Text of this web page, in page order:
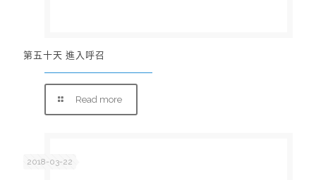
第五十天 進入呼召
Read more
2018-03-22